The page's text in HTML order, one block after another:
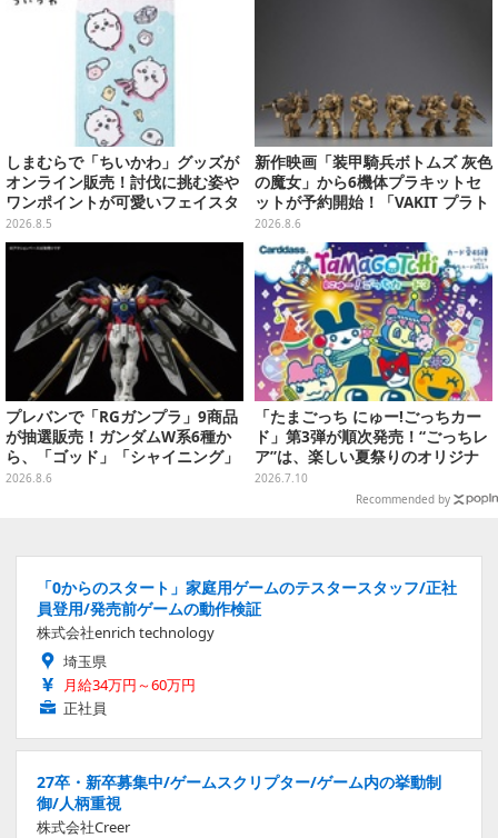
しまむらで「ちいかわ」グッズが
オンライン販売！討伐に挑む姿や
ワンポイントが可愛いフェイスタ
オル、バスマットなど全14種
2026.8.5
新作映画「装甲騎兵ボトムズ 灰色
の魔女」から6機体プラキットセ
ットが予約開始！「VAKIT プラト
ーン」第1弾、各部関節可動仕様
2026.8.6
プレバンで「RGガンプラ」9商品
が抽選販売！ガンダムW系6種か
ら、「ゴッド」「シャイニング」
まで
2026.8.6
「たまごっち にゅー!ごっちカー
ド」第3弾が順次発売！“ごっちレ
ア”は、楽しい夏祭りのオリジナ
ルアートに
2026.7.10
Recommended by
「0からのスタート」家庭用ゲームのテスタースタッフ/正社
員登用/発売前ゲームの動作検証
株式会社enrich technology
埼玉県
月給34万円～60万円
正社員
27卒・新卒募集中/ゲームスクリプター/ゲーム内の挙動制
御/人柄重視
株式会社Creer